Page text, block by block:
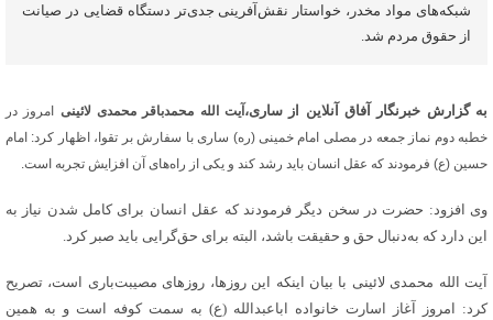
شبکه‌های مواد مخدر، خواستار نقش‌آفرینی جدی‌تر دستگاه قضایی در صیانت
از حقوق مردم شد.
به گزارش خبرنگار آفاق آنلاین از ساری،آیت الله محمدباقر محمدی لائینی امروز در
خطبه دوم نماز جمعه در مصلی امام خمینی (ره) ساری با سفارش بر تقوا، اظهار کرد: امام
حسین (ع) فرمودند که عقل انسان باید رشد کند و یکی از راه‌‌های آن افزایش تجربه است.
وی افزود: حضرت در سخن دیگر فرمودند که عقل انسان برای کامل شدن نیاز به
این دارد که به‌دنبال حق و حقیقت باشد، البته برای حق‌گرایی باید صبر کرد.
آیت الله محمدی لائینی با بیان اینکه این روزها، روزهای مصیبت‌باری است، تصریح
کرد: امروز آغاز اسارت خانواده اباعبدالله (ع) به سمت کوفه است و به همین